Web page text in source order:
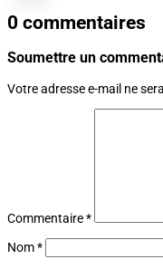
0 commentaires
Soumettre un
Votre adresse e-mail ne
Commentaire*
Nom*